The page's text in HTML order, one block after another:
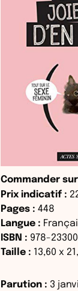
Commander
Prix indicatif :
Pages : 448
Langue :
ISBN : 978-
Taille : 13,60 x
Parution : 3